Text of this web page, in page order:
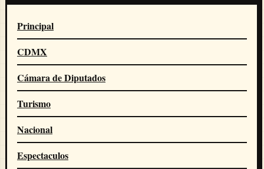
Principal
CDMX
Cámara de Diputados
Turismo
Nacional
Espectaculos